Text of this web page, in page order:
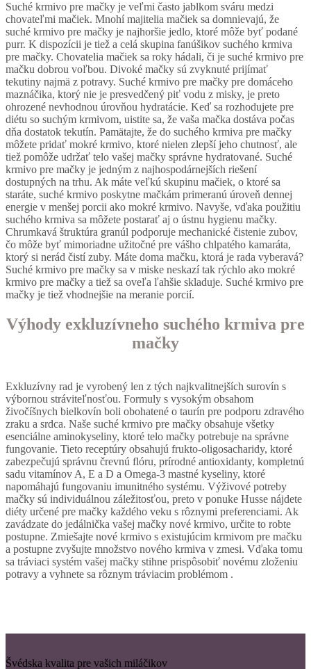
Suché krmivo pre mačky je veľmi často jablkom sváru medzi
chovateľmi mačiek. Mnohí majitelia mačiek sa domnievajú, že
suché krmivo pre mačky je najhoršie jedlo, ktoré môže byť podané
purr. K dispozícii je tiež a celá skupina fanúšikov suchého krmiva
pre mačky. Chovatelia mačiek sa roky hádali, či je suché krmivo pre
mačku dobrou voľbou. Divoké mačky sú zvyknuté prijímať
tekutiny najmä z potravy. Suché krmivo pre mačky pre domáceho
maznáčika, ktorý nie je presvedčený piť vodu z misky, je preto
ohrozené nevhodnou úrovňou hydratácie. Keď sa rozhodujete pre
diétu so suchým krmivom, uistite sa, že vaša mačka dostáva počas
dňa dostatok tekutín. Pamätajte, že do suchého krmiva pre mačky
môžete pridať mokré krmivo, ktoré nielen zlepší jeho chutnosť, ale
tiež pomôže udržať telo vašej mačky správne hydratované. Suché
krmivo pre mačky je jedným z najhospodárnejších riešení
dostupných na trhu. Ak máte veľkú skupinu mačiek, o ktoré sa
staráte, suché krmivo poskytne mačkám primeranú úroveň dennej
energie v menšej porcii ako mokré krmivo. Navyše, vďaka použitiu
suchého krmiva sa môžete postarať aj o ústnu hygienu mačky.
Chrumkavá štruktúra granúl podporuje mechanické čistenie zubov,
čo môže byť mimoriadne užitočné pre vášho chlpatého kamaráta,
ktorý si nerád čistí zuby. Máte doma mačku, ktorá je rada vyberavá?
Suché krmivo pre mačky sa v miske neskazí tak rýchlo ako mokré
krmivo pre mačky a tiež sa oveľa ľahšie skladuje. Suché krmivo pre
mačky je tiež vhodnejšie na meranie porcií.
Výhody exkluzívneho suchého krmiva pre
mačky
Exkluzívny rad je vyrobený len z tých najkvalitnejších surovín s
výbornou stráviteľnosťou. Formuly s vysokým obsahom
živočíšnych bielkovín boli obohatené o taurín pre podporu zdravého
zraku a srdca. Naše suché krmivo pre mačky obsahuje všetky
esenciálne aminokyseliny, ktoré telo mačky potrebuje na správne
fungovanie. Tieto receptúry obsahujú frukto-oligosacharidy, ktoré
zabezpečujú správnu črevnú flóru, prírodné antioxidanty, kompletnú
sadu vitamínov A, E a D a Omega-3 mastné kyseliny, ktoré
napomáhajú fungovaniu imunitného systému. Výživové potreby
mačky sú individuálnou záležitosťou, preto v ponuke Husse nájdete
diéty určené pre mačky každého veku s rôznymi preferenciami. Ak
zavádzate do jedálnička vašej mačky nové krmivo, určite to robte
postupne. Zmiešajte nové krmivo s existujúcim krmivom pre mačku
a postupne zvyšujte množstvo nového krmiva v zmesi. Vďaka tomu
sa tráviaci systém vašej mačky stihne prispôsobiť novému zloženiu
potravy a vyhnete sa rôznym tráviacim problémom .
Švédska kvalita pre vašich miláčikov